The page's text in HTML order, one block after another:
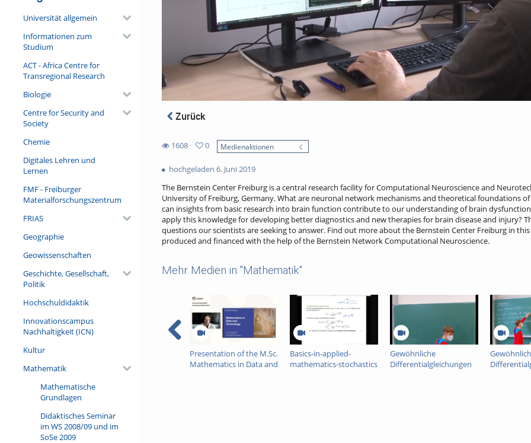
Universität allgemein
Informationen zum
Studium
ACT - Africa Centre for
Transregional Research
Biologie
Centre for Security and
Society
Chemie
Digitales Lehren und
Lernen
FMF - Freiburger
Materialforschungszentrum
FRIAS
Geographie
Geowissenschaften
Geschichte, Gesellschaft,
Politik
Hochschuldidaktik
Innovationscampus
Nachhaltigkeit (ICN)
Kultur
Mathematik
Mathematische
Grundlagen
Didaktisches Seminar
im WS 2008/09 und im
SoSe 2009
Zurück
1608
views
0
favorites
Medienaktionen
hochgeladen 6. Juni 2019
The Bernstein Center Freiburg is a central research facility for Computational Neuroscience and
University of Freiburg, Germany. What are neuronal network mechanisms and theoretical foundations
can insights from basic research into brain function contribute to our understanding of brain
apply this knowledge for developing better diagnostics and new therapies for brain disease and injury?
questions our scientists are seeking to answer. Find out more about the Bernstein Center Freiburg in
produced and financed with the help of the Bernstein Network Computational Neuroscience.
Mehr Medien in "Mathematik"
Presentation of the M.Sc.
Mathematics in Data and
Basics-in-applied-
mathematics-stochastics
Gewöhnliche
Differentialgleichungen